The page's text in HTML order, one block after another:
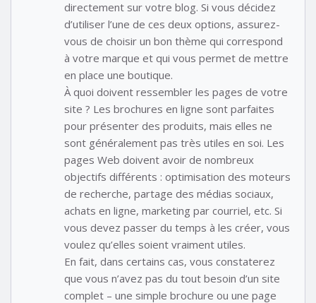
directement sur votre blog. Si vous décidez
d’utiliser l’une de ces deux options, assurez-
vous de choisir un bon thème qui correspond
à votre marque et qui vous permet de mettre
en place une boutique.
À quoi doivent ressembler les pages de votre
site ? Les brochures en ligne sont parfaites
pour présenter des produits, mais elles ne
sont généralement pas très utiles en soi. Les
pages Web doivent avoir de nombreux
objectifs différents : optimisation des moteurs
de recherche, partage des médias sociaux,
achats en ligne, marketing par courriel, etc. Si
vous devez passer du temps à les créer, vous
voulez qu’elles soient vraiment utiles.
En fait, dans certains cas, vous constaterez
que vous n’avez pas du tout besoin d’un site
complet – une simple brochure ou une page